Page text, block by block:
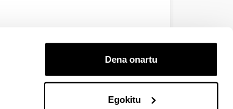
Dena onartu
Egokitu